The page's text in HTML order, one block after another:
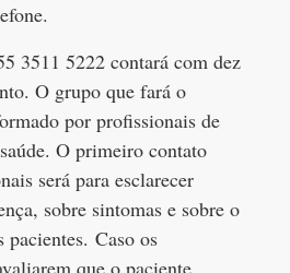
3511 5222 contará com dez
O grupo que fará o
por profissionais de
O primeiro contato
será para esclarecer
sobre sintomas e sobre o
pacientes. Caso os
que o paciente